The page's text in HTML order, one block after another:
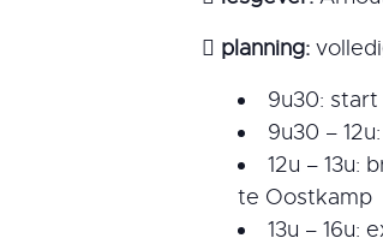
 planning:
9u30:
9u30 –
12u – 13u:
te Oostkamp
13u – 16u: